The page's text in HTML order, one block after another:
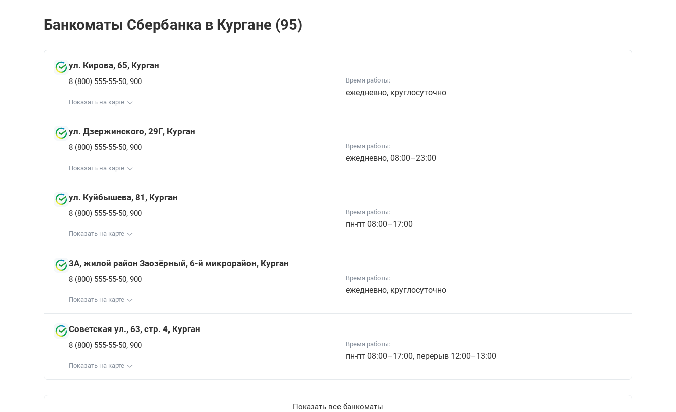
Банкоматы Сбербанкa в Кургане (95)
ул. Кирова, 65, Курган
8 (800) 555-55-50, 900 Время работы:
ежедневно, круглосуточно
Показать на карте
ул. Дзержинского, 29Г, Курган
8 (800) 555-55-50, 900 Время работы:
ежедневно, 08:00–23:00
Показать на карте
ул. Куйбышева, 81, Курган
8 (800) 555-55-50, 900 Время работы:
пн-пт 08:00–17:00
Показать на карте
3А, жилой район Заозёрный, 6-й микрорайон, Курган
8 (800) 555-55-50, 900 Время работы:
ежедневно, круглосуточно
Показать на карте
Советская ул., 63, стр. 4, Курган
8 (800) 555-55-50, 900 Время работы:
пн-пт 08:00–17:00, перерыв 12:00–13:00
Показать на карте
Показать все банкоматы